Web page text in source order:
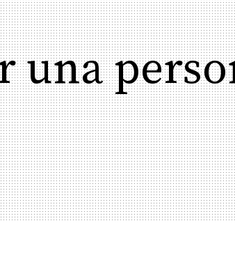
una